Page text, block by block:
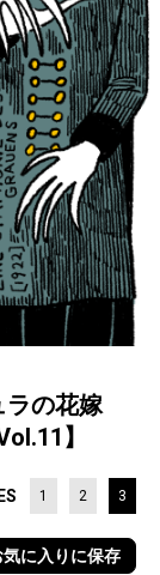
ラの花嫁
】
1 2 3
気に入りに保存